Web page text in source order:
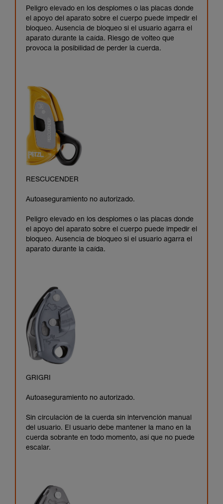
Peligro elevado en los desplomes o las placas donde
el apoyo del aparato sobre el cuerpo puede impedir el
bloqueo. Ausencia de bloqueo si el usuario agarra el
aparato durante la caída. Riesgo de volteo que
provoca la posibilidad de perder la cuerda.
RESCUCENDER
Autoaseguramiento no autorizado.
Peligro elevado en los desplomes o las placas donde
el apoyo del aparato sobre el cuerpo puede impedir el
bloqueo. Ausencia de bloqueo si el usuario agarra el
aparato durante la caída.
GRIGRI
Autoaseguramiento no autorizado.
Sin circulación de la cuerda sin intervención manual
del usuario. El usuario debe mantener la mano en la
cuerda sobrante en todo momento, así que no puede
escalar.